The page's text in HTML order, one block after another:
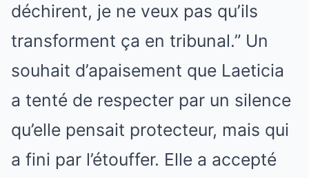
déchirent, je ne veux pas qu’ils
transforment ça en tribunal.” Un
souhait d’apaisement que Laeticia
a tenté de respecter par un silence
qu’elle pensait protecteur, mais qui
a fini par l’étouffer. Elle a accepté